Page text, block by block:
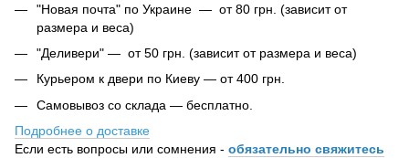
"Новая почта" по Украине — от 80 грн. (зависит от
размера и веса)
"Деливери" — от 50 грн. (зависит от размера и веса)
Курьером к двери по Киеву — от 400 грн.
Самовывоз со склада — бесплатно.
Подробнее о доставке
Если есть вопросы или сомнения - обязательно свяжитесь